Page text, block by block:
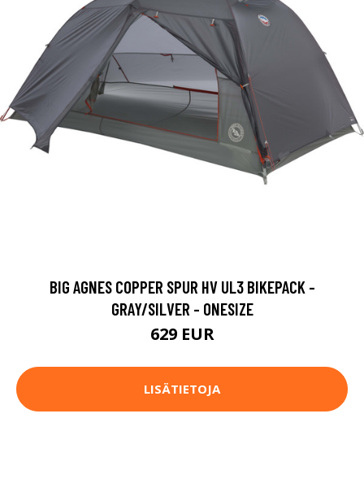
BIG AGNES COPPER SPUR HV UL3 BIKEPACK -
GRAY/SILVER - ONESIZE
629 EUR
LISÄTIETOJA